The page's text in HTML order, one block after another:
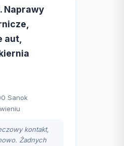
Naprawy
aut,
Sanok
kontakt,
Żadnych